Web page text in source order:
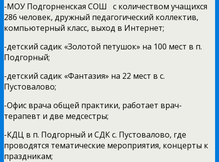
-МОУ Подгорненская СОШ с количеством учащихся
286 человек, дружный педагогический коллектив,
компьютерный класс, выход в Интернет;
-детский садик «Золотой петушок» на 100 мест в п.
Подгорный;
-детский садик «Фантазия» на 22 мест в с.
Пустовалово;
-Офис врача общей практики, работает врач-
терапевт и две медсестры;
-КДЦ в п. Подгорный и СДК с. Пустовалово, где
проводятся тематические мероприятия, концерты к
праздникам;